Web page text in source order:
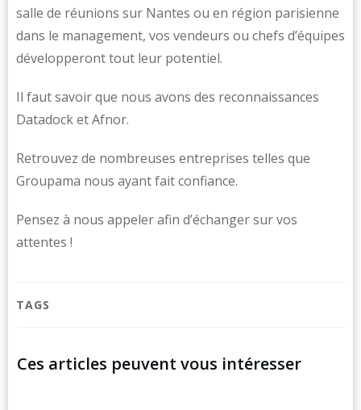
salle de réunions sur Nantes ou en région parisienne
dans le management, vos vendeurs ou chefs d’équipes
développeront tout leur potentiel.
Il faut savoir que nous avons des reconnaissances
Datadock et Afnor.
Retrouvez de nombreuses entreprises telles que
Groupama nous ayant fait confiance.
Pensez à nous appeler afin d’échanger sur vos
attentes !
TAGS
Ces articles peuvent vous intéresser